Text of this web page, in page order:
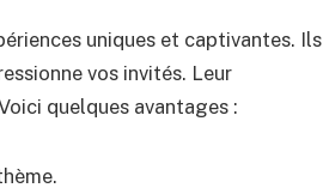
uniques et captivantes. Ils
vos invités. Leur
quelques avantages :